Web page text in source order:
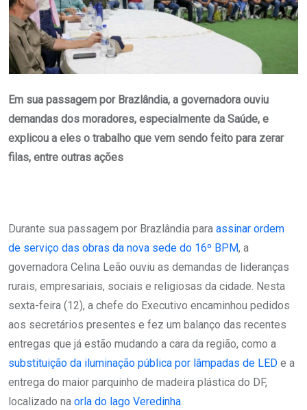
Em sua passagem por Brazlândia, a governadora ouviu
demandas dos moradores, especialmente da Saúde, e
explicou a eles o trabalho que vem sendo feito para zerar
filas, entre outras ações
Durante sua passagem por Brazlândia para assinar ordem
de serviço das obras da nova sede do 16º BPM, a
governadora Celina Leão ouviu as demandas de lideranças
rurais, empresariais, sociais e religiosas da cidade. Nesta
sexta-feira (12), a chefe do Executivo encaminhou pedidos
aos secretários presentes e fez um balanço das recentes
entregas que já estão mudando a cara da região, como a
substituição da iluminação pública por lâmpadas de LED e a
entrega do maior parquinho de madeira plástica do DF,
localizado na orla do lago Veredinha.